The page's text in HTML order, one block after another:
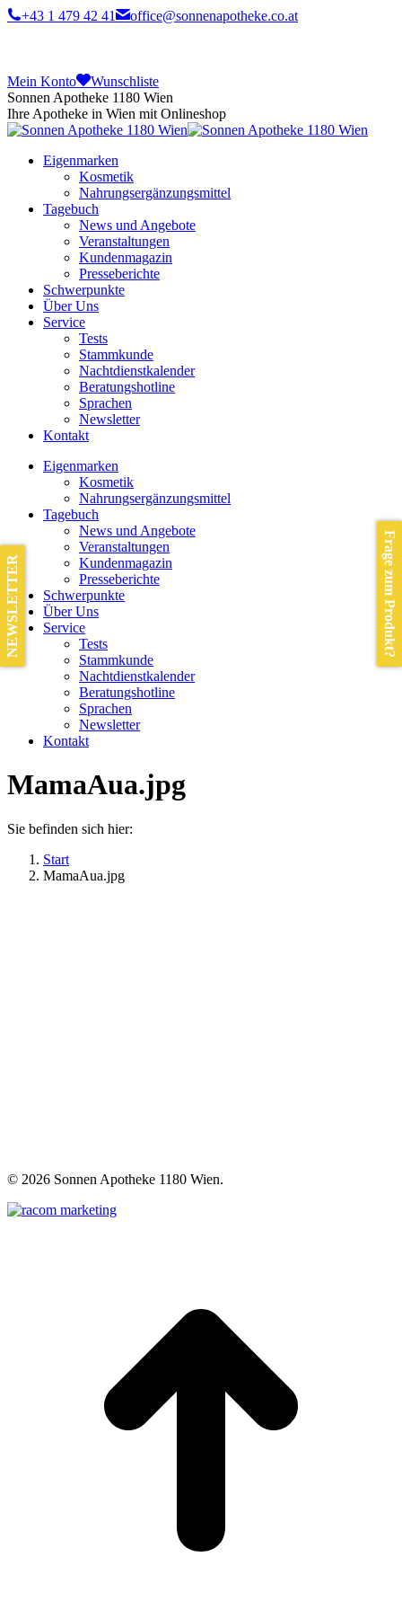
+43 1 479 42 41 office@sonnenapotheke.co.at
Mein Konto
Wunschliste
Sonnen Apotheke 1180 Wien
Ihre Apotheke in Wien mit Onlineshop
Eigenmarken
Kosmetik
Nahrungsergänzungsmittel
Tagebuch
News und Angebote
Veranstaltungen
Kundenmagazin
Presseberichte
Schwerpunkte
Über Uns
Service
Tests
Stammkunde
Nachtdienstkalender
Beratungshotline
Sprachen
Newsletter
Kontakt
Eigenmarken
Kosmetik
Nahrungsergänzungsmittel
Tagebuch
News und Angebote
Veranstaltungen
Kundenmagazin
Presseberichte
Schwerpunkte
Über Uns
Service
Tests
Stammkunde
Nachtdienstkalender
Beratungshotline
Sprachen
Newsletter
Kontakt
MamaAua.jpg
Sie befinden sich hier:
Start
MamaAua.jpg
© 2026 Sonnen Apotheke 1180 Wien.
Frage zum Produkt?
NEWSLETTER